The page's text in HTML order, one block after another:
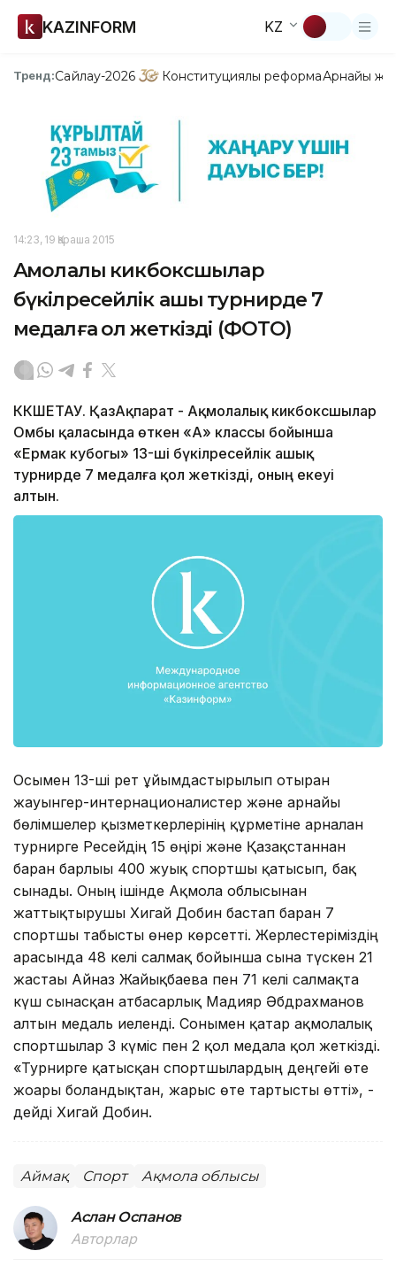
KAZINFORM KZ
Тренд:Сайлау-2026 Конституциялық реформаАрнайы
14:23, 19 Қараша 2015
Ақмолалық кикбоксшылар
бүкілресейлік ашық турнирде 7
медалға қол жеткізді (ФОТО)
КӨКШЕТАУ. ҚазАқпарат - Ақмолалық кикбоксшылар
Омбы қаласында өткен «А» классы бойынша
«Ермак кубогы» 13-ші бүкілресейлік ашық
турнирде 7 медалға қол жеткізді, оның екеуі
алтын.
Осымен 13-ші рет ұйымдастырылып отырған
жауынгер-интернационалистер және арнайы
бөлімшелер қызметкерлерінің құрметіне арналған
турнирге Ресейдің 15 өңірі және Қазақстаннан
барған барлығы 400 жуық спортшы қатысып, бақ
сынады. Оның ішінде Ақмола облысынан
жаттықтырушы Хигай Добин бастап барған 7
спортшы табысты өнер көрсетті. Жерлестеріміздің
арасында 48 келі салмақ бойынша сынға түскен 21
жастағы Айназ Жайықбаева пен 71 келі салмақта
күш сынасқан атбасарлық Мадияр Әбдрахманов
алтын медаль иеленді. Сонымен қатар ақмолалық
спортшылар 3 күміс пен 2 қол медалға қол жеткізді.
«Турнирге қатысқан спортшылардың деңгейі өте
жоғары болғандықтан, жарыс өте тартысты өтті», -
дейді Хигай Добин.
Аймақ Спорт Ақмола облысы
Аслан Оспанов
Авторлар